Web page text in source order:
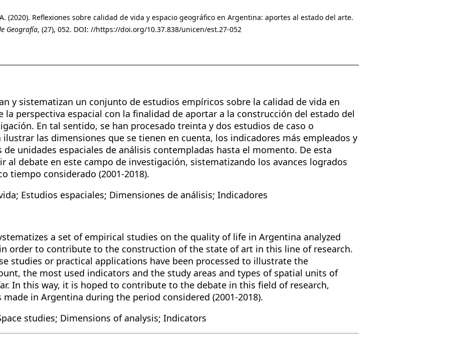
(2020). Reflexiones sobre calidad de vida y espacio geográfico en Argentina: aportes al estado del arte.
Geografía, (27), 052. DOI: //https://doi.org/10.37.838/unicen/est.27-052
y sistematizan un conjunto de estudios empíricos sobre la calidad de vida en
la perspectiva espacial con la finalidad de aportar a la construcción del estado del
En tal sentido, se han procesado treinta y dos estudios de caso o
las dimensiones que se tienen en cuenta, los indicadores más empleados y
unidades espaciales de análisis contempladas hasta el momento. De esta
al debate en este campo de investigación, sistematizando los avances logrados
tiempo considerado (2001-2018).
Estudios espaciales; Dimensiones de análisis; Indicadores
a set of empirical studies on the quality of life in Argentina analyzed
order to contribute to the construction of the state of art in this line of research.
studies or practical applications have been processed to illustrate the
the most used indicators and the study areas and types of spatial units of
In this way, it is hoped to contribute to the debate in this field of research,
in Argentina during the period considered (2001-2018).
studies; Dimensions of analysis; Indicators